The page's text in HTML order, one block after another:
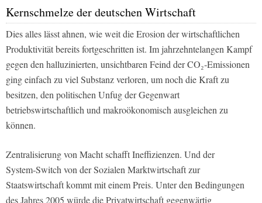
Kernschmelze der deutschen Wirtschaft
Dies alles lässt ahnen, wie weit die Erosion der wirtschaftlichen
Produktivität bereits fortgeschritten ist. Im jahrzehntelangen Kampf
gegen den halluzinierten, unsichtbaren Feind der CO₂‑Emissionen
ging einfach zu viel Substanz verloren, um noch die Kraft zu
besitzen, den politischen Unfug der Gegenwart
betriebswirtschaftlich und makroökonomisch ausgleichen zu
können.
Zentralisierung von Macht schafft Ineffizienzen. Und der
System‑Switch von der Sozialen Marktwirtschaft zur
Staatswirtschaft kommt mit einem Preis. Unter den Bedingungen
des Jahres 2005 würde die Privatwirtschaft gegenwärtig